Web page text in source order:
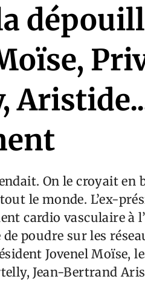
On le croyait en
le monde. L’ex-
cardio vasculaire à
de poudre sur les
Jovenel Moïse,
Jean-Bertrand